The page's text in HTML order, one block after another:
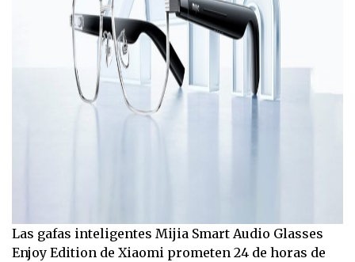
Las gafas inteligentes Mijia Smart Audio Glasses
Enjoy Edition de Xiaomi prometen 24 de horas de